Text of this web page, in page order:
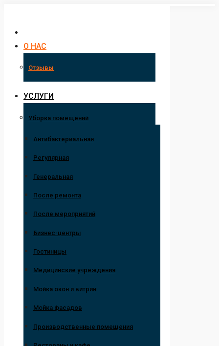
О НАС
Отзывы
УСЛУГИ
Уборка помещений
Антибактериальная
Регулярная
Генеральная
После ремонта
После мероприятий
Бизнес-центры
Гостиницы
Медицинские учреждения
Мойка окон и витрин
Мойка фасадов
Производственные помещения